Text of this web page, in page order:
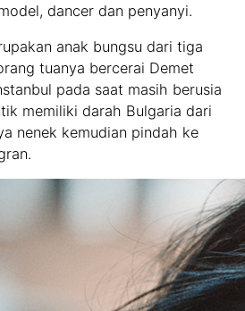
dancer dan penyanyi.
anak bungsu dari tiga
tuanya bercerai Demet
pada saat masih berusia
memiliki darah Bulgaria dari
nenek kemudian pindah ke